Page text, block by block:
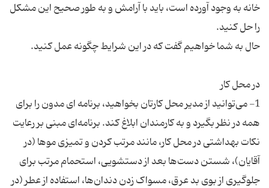
خانه به وجود آورده است، باید با آرامش و به طور صحیح این مشکل
1- می‌توانید از مدیر محل کارتان بخواهید، برنامه ای مدون را برای
همه در نظر بگیرد و به کارمندان ابلاغ کند. برنامه‌ای مبنی بر رعایت
نکات بهداشتی در محل کار، مانند مرتب کردن و تمیزی موها (در
آقایان)، شستن دست‌ها بعد از دستشویی، استحمام مرتب برای
جلوگیری از بوی بد عرق، مسواک زدن دندان‌ها، استفاده از عطر (در